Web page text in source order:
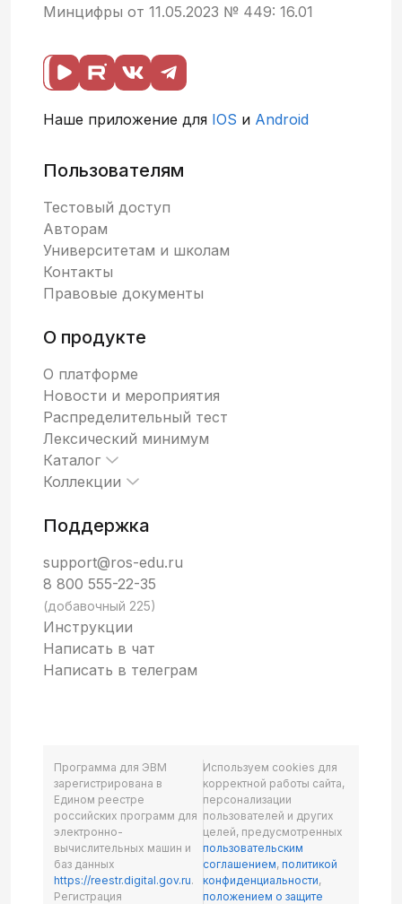
Минцифры от 11.05.2023 № 449: 16.01
Наше приложение для IOS и Android
Пользователям
Тестовый доступ
Авторам
Университетам и школам
Контакты
Правовые документы
О продукте
О платформе
Новости и мероприятия
Распределительный тест
Лексический минимум
Каталог
Коллекции
Поддержка
support@ros-edu.ru
8 800 555-22-35
(добавочный 225)
Инструкции
Написать в чат
Написать в телеграм
Программа для ЭВМ
зарегистрирована в
Едином реестре
российских программ для
электронно-
вычислительных машин и
баз данных
https://reestr.digital.gov.ru.
Регистрация
Используем cookies для
корректной работы сайта,
персонализации
пользователей и других
целей, предусмотренных
пользовательским
соглашением,политикой
конфиденциальности,
положением о защите